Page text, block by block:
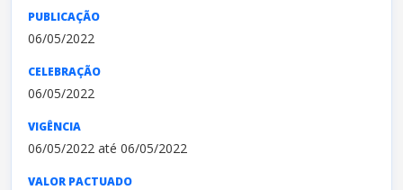
PUBLICAÇÃO
06/05/2022
CELEBRAÇÃO
06/05/2022
VIGÊNCIA
06/05/2022 até 06/05/2022
VALOR PACTUADO